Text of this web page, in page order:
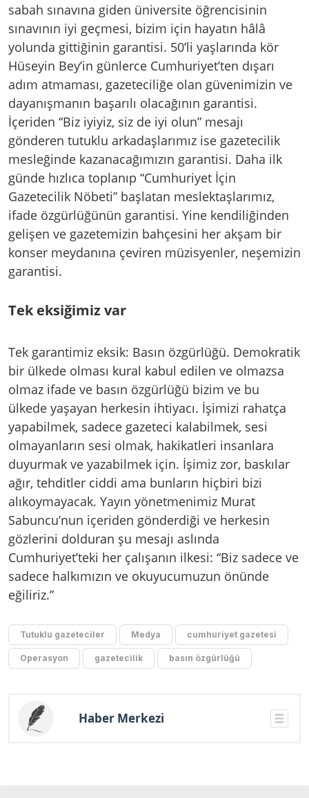
sabah sınavına giden üniversite öğrencisinin
sınavının iyi geçmesi, bizim için hayatın hâlâ
yolunda gittiğinin garantisi. 50’li yaşlarında kör
Hüseyin Bey’in günlerce Cumhuriyet’ten dışarı
adım atmaması, gazeteciliğe olan güvenimizin ve
dayanışmanın başarılı olacağının garantisi.
İçeriden “Biz iyiyiz, siz de iyi olun” mesajı
gönderen tutuklu arkadaşlarımız ise gazetecilik
mesleğinde kazanacağımızın garantisi. Daha ilk
günde hızlıca toplanıp “Cumhuriyet İçin
Gazetecilik Nöbeti” başlatan meslektaşlarımız,
ifade özgürlüğünün garantisi. Yine kendiliğinden
gelişen ve gazetemizin bahçesini her akşam bir
konser meydanına çeviren müzisyenler, neşemizin
garantisi.
Tek eksiğimiz var
Tek garantimiz eksik: Basın özgürlüğü. Demokratik
bir ülkede olması kural kabul edilen ve olmazsa
olmaz ifade ve basın özgürlüğü bizim ve bu
ülkede yaşayan herkesin ihtiyacı. İşimizi rahatça
yapabilmek, sadece gazeteci kalabilmek, sesi
olmayanların sesi olmak, hakikatleri insanlara
duyurmak ve yazabilmek için. İşimiz zor, baskılar
ağır, tehditler ciddi ama bunların hiçbiri bizi
alıkoymayacak. Yayın yönetmenimiz Murat
Sabuncu’nun içeriden gönderdiği ve herkesin
gözlerini dolduran şu mesajı aslında
Cumhuriyet’teki her çalışanın ilkesi: “Biz sadece ve
sadece halkımızın ve okuyucumuzun önünde
eğiliriz.”
Tutuklu gazeteciler Medya cumhuriyet gazetesi
Operasyon gazetecilik basın özgürlüğü
Haber Merkezi